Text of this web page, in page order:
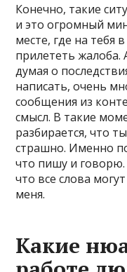
Конечно, такие
и это огромный
месте, где на
прилететь жалоба.
думая о
написать, очень
сообщения из
смысл. В такие
разбирается, что
страшно. Именно
что пишу и
что все слова
меня.
Какие